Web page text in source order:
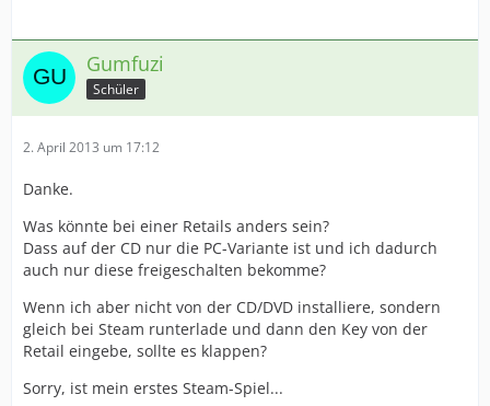
Gumfuzi
Schüler
2. April 2013 um 17:12
Danke.
Was könnte bei einer Retails anders sein?
Dass auf der CD nur die PC-Variante ist und ich dadurch
auch nur diese freigeschalten bekomme?
Wenn ich aber nicht von der CD/DVD installiere, sondern
gleich bei Steam runterlade und dann den Key von der
Retail eingebe, sollte es klappen?
Sorry, ist mein erstes Steam-Spiel...